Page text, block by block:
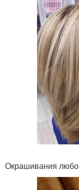
Окрашивания